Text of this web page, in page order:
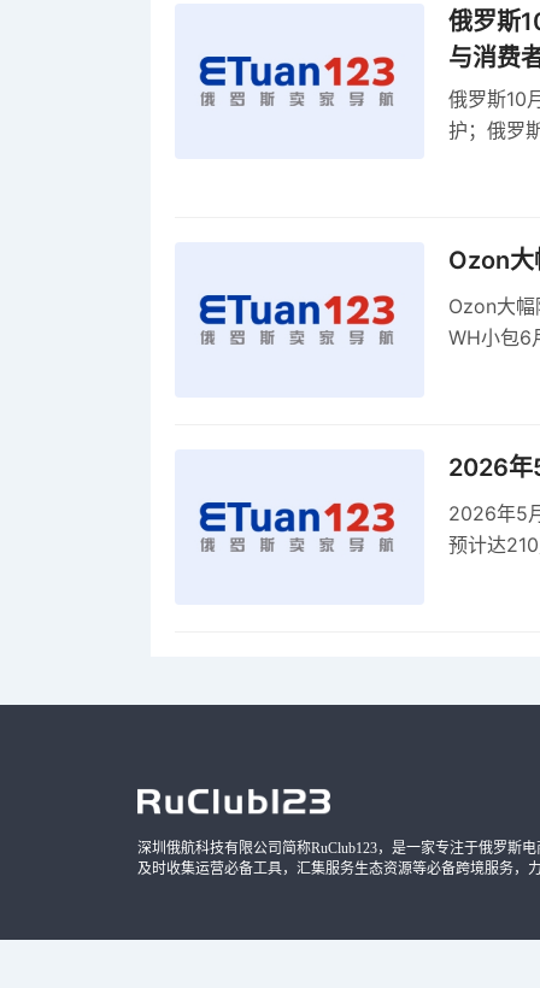
俄罗斯
与消费
俄罗斯10
护；俄罗
Ozon大
Ozon大
WH小包6
2026年
2026年5
预计达
深圳俄航科技有限公司简称RuClub123，是一家专注于俄罗斯
及时收集运营必备工具，汇集服务生态资源等必备跨境服务，